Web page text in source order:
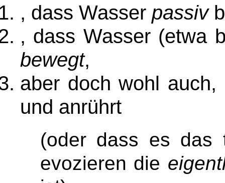
, dass Wasser passiv
, dass Wasser (etwa
bewegt,
aber doch wohl
und anrührt
(oder dass es
evozieren die